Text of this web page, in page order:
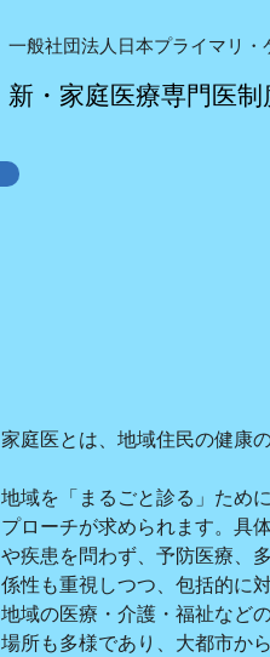
一般社団法人日本プライマリ・
新・家庭医療専門医制
家庭医とは、地域住民の健康
地域を「まるごと診る」ため
プローチが求められます。具
や疾患を問わず、予防医療、
係性も重視しつつ、包括的に
地域の医療・介護・福祉など
場所も多様であり、大都市か